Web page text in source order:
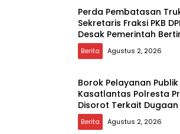
Perda Pembatasan
Sekretaris Fraksi PKB
Desak Pemerintah
Berita Agustus 2, 2026
Borok Pelayanan
Kasatlantas Polresta
Disorot Terkait Dugaan
Setoran Rutin
Berita Agustus 2, 2026